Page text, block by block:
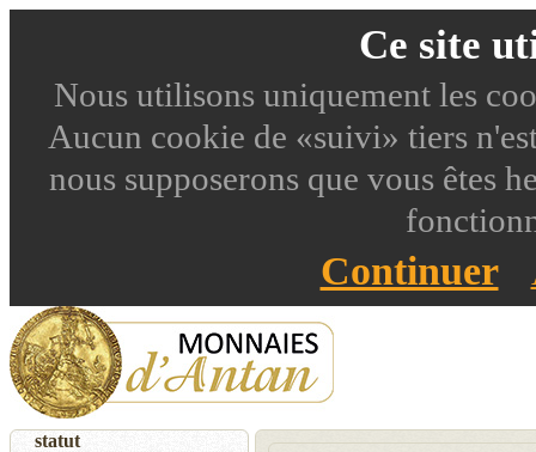
Ce site
Nous utilisons uniquement les
Aucun cookie de «suivi» tiers
nous supposerons que vous êtes
Continuer
statut